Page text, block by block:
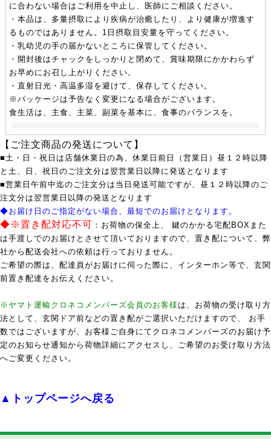
に合わない場合はご利用を中止し、医師にご相談ください。
・本品は、多量摂取により疾病が治癒したり、より健康が増進す
るものではありません。1日摂取目安量を守ってください。
・乳幼児の手の届かないところに保管してください。
・開封後はチャックをしっかりと閉めて、賞味期限にかかわらず
お早めにお召し上がりください。
・直射日光・高温多湿を避けて、保存してください。
※パッケージは予告なく変更になる場合がございます。
食生活は、主食、主菜、副菜を基本に、食事のバランスを。
【ご注文商品の発送について】
■土・日・祝日は店舗休業日の為、休業日前日（営業日）昼１２時以降
と土、日、祝日のご注文分は翌営業日以降に発送となります
■営業日午前中迄のご注文分は当日発送可能ですが、昼１２時以降のご
注文分は翌営業日以降の発送となります
◆お届け日のご指定がない場合、最短でのお届けとなります。
◆※置き配対応不可 ：お荷物の保全上、 鍵のかかる宅配BOXまた
は手渡しでのお届けとさせて頂いておりますので、置き配について、弊
社から配送会社への依頼は行っておりません。
ご希望の際は、配達員がお届けに伺った際に、インターホン等で、玄関
前置き配達をお伝えください。
※ヤマト運輸クロネコメンバーズ会員のお客様 は、お荷物の受け取り方
法として、玄関ドア前などの置き配がご選択いただけますので、 お手
数ではございますが、お客様ご自身にてクロネコメンバーズのお届け予
定のお知らせ通知から荷物詳細にアクセスし、ご希望のお受け取り方法
へご変更ください。
▲トップページへ戻る